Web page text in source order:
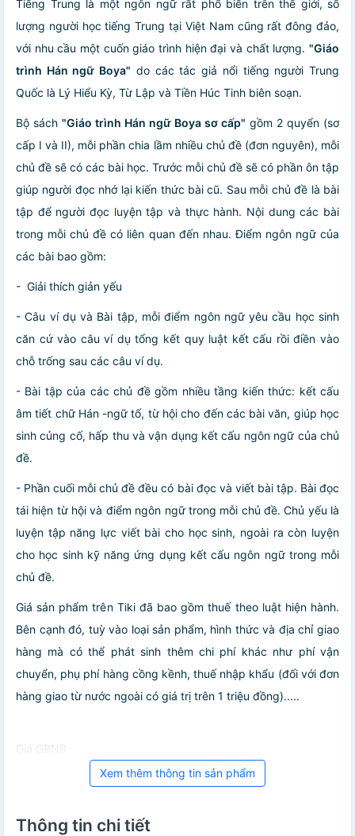
Tiếng Trung là một ngôn ngữ rất phổ biến trên thế giới, số
lượng người học tiếng Trung tại Việt Nam cũng rất đông đảo,
với nhu cầu một cuốn giáo trình hiện đại và chất lượng. "Giáo
trình Hán ngữ Boya" do các tác giả nổi tiếng người Trung
Quốc là Lý Hiểu Kỳ, Từ Lập và Tiền Húc Tinh biên soạn.
Bộ sách "Giáo trình Hán ngữ Boya sơ cấp" gồm 2 quyển (sơ
cấp I và II), mỗi phần chia lầm nhiều chủ đề (đơn nguyên), mỗi
chủ đề sẽ có các bài học. Trước mỗi chủ đề sẽ có phần ôn tập
giúp người đọc nhớ lại kiến thức bài cũ. Sau mỗi chủ đề là bài
tập để người đọc luyện tập và thực hành. Nội dung các bài
trong mỗi chủ đề có liên quan đến nhau. Điểm ngôn ngữ của
các bài bao gồm:
- Giải thích giản yếu
- Câu ví dụ và Bài tập, mỗi điểm ngôn ngữ yêu cầu học sinh
căn cứ vào câu ví dụ tổng kết quy luật kết cấu rồi điền vào
chỗ trống sau các câu ví dụ.
- Bài tập của các chủ đề gồm nhiều tầng kiến thức: kết cấu
âm tiết chữ Hán -ngữ tố, từ hội cho đến các bài văn, giúp học
sinh củng cố, hấp thu và vận dụng kết cấu ngôn ngữ của chủ
đề.
- Phần cuối mỗi chủ đề đều có bài đọc và viết bài tập. Bài đọc
tái hiện từ hội và điểm ngôn ngữ trong mỗi chủ đề. Chủ yếu là
luyện tập năng lực viết bài cho học sinh, ngoài ra còn luyện
cho học sinh kỹ năng ứng dụng kết cấu ngôn ngữ trong mỗi
chủ đề.
Giá sản phẩm trên Tiki đã bao gồm thuế theo luật hiện hành.
Bên cạnh đó, tuỳ vào loại sản phẩm, hình thức và địa chỉ giao
hàng mà có thể phát sinh thêm chi phí khác như phí vận
chuyển, phụ phí hàng cồng kềnh, thuế nhập khẩu (đối với đơn
hàng giao từ nước ngoài có giá trị trên 1 triệu đồng).....
Giá GBNB
Xem thêm thông tin sản phẩm
Thông tin chi tiết